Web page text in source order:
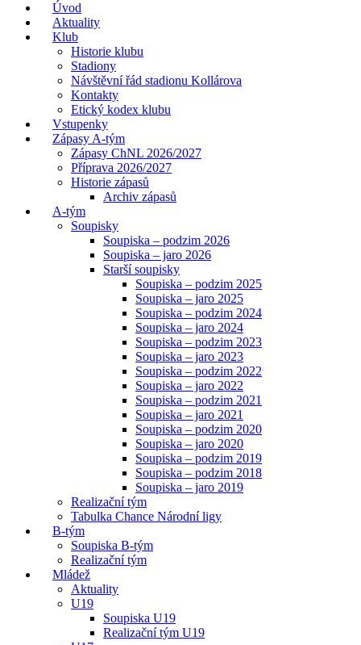
Úvod
Aktuality
Klub
Historie klubu
Stadiony
Návštěvní řád stadionu Kollárova
Kontakty
Etický kodex klubu
Vstupenky
Zápasy A-tým
Zápasy ChNL 2026/2027
Příprava 2026/2027
Historie zápasů
Archiv zápasů
A-tým
Soupisky
Soupiska – podzim 2026
Soupiska – jaro 2026
Starší soupisky
Soupiska – podzim 2025
Soupiska – jaro 2025
Soupiska – podzim 2024
Soupiska – jaro 2024
Soupiska – podzim 2023
Soupiska – jaro 2023
Soupiska – podzim 2022
Soupiska – jaro 2022
Soupiska – podzim 2021
Soupiska – jaro 2021
Soupiska – podzim 2020
Soupiska – jaro 2020
Soupiska – podzim 2019
Soupiska – podzim 2018
Soupiska – jaro 2019
Realizační tým
Tabulka Chance Národní ligy
B-tým
Soupiska B-tým
Realizační tým
Mládež
Aktuality
U19
Soupiska U19
Realizační tým U19